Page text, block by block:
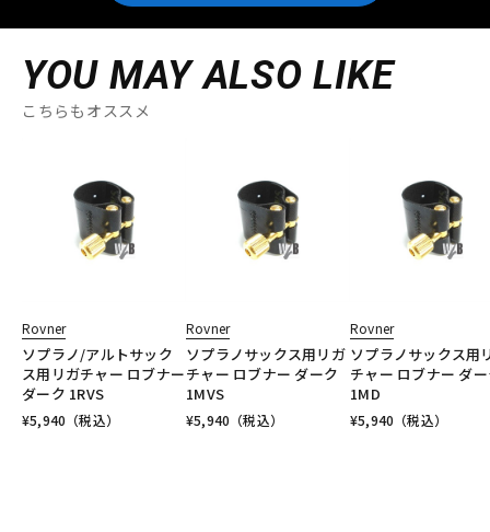
YOU MAY ALSO LIKE
こちらもオススメ
Rovner
ソプラノ/アルトサック
ス用リガチャー ロブナー
ダーク 1RVS
¥5,940 （税込）
Rovner
ソプラノサックス用リガ
チャー ロブナー ダーク
1MVS
¥5,940 （税込）
Rovner
ソプラノサックス用
チャー ロブナー ダ
1MD
¥5,940 （税込）